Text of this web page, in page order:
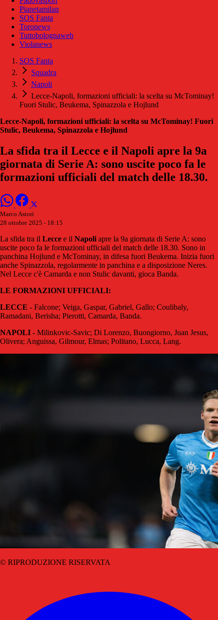
Pianetamilan
SOS Fanta
Toronews
Tuttobolognaweb
Violanews
SOS Fanta
Squadra
Napoli
Lecce-Napoli, formazioni ufficiali: la scelta su McTominay!
Fuori Stulic, Beukema, Spinazzola e Hojlund
Lecce-Napoli, formazioni ufficiali: la scelta su McTominay! Fuori
Stulic, Beukema, Spinazzola e Hojlund
La sfida tra il Lecce e il Napoli apre la 9a
giornata di Serie A: sono uscite poco fa le
formazioni ufficiali del match delle 18.30.
Marco Astori
28 ottobre 2025 - 18:15
La sfida tra il Lecce e il Napoli apre la 9a giornata di Serie A: sono
uscite poco fa le formazioni ufficiali del match delle 18.30. Sono in
panchina Hojlund e McTominay, in difesa fuori Beukema. Inizia fuori
anche Spinazzola, regolarmente in panchina e a disposizione Neres.
Nel Lecce c'è Camarda e non Stulic davanti, gioca Banda.
LE FORMAZIONI UFFICIALI:
LECCE - Falcone; Veiga, Gaspar, Gabriel, Gallo; Coulibaly,
Ramadani, Berisha; Pierotti, Camarda, Banda.
NAPOLI - Milinkovic-Savic; Di Lorenzo, Buongiorno, Juan Jesus,
Olivera; Anguissa, Gilmour, Elmas; Politano, Lucca, Lang.
© RIPRODUZIONE RISERVATA